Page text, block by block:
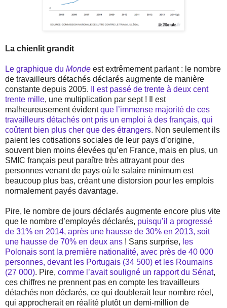
La chienlit grandit
Le graphique du Monde est extrêmement parlant : le nombre
de travailleurs détachés déclarés augmente de manière
constante depuis 2005.
Il est passé de trente à deux cent
trente mille, une multiplication par sept ! Il est
malheureusement évidentque l’immense majorité de ces
travailleurs détachés ont pris un emploi à des français, qui
coûtent bien plus cher que des étrangers. Non seulement ils
paient les cotisations sociales de leur pays d’origine,
souvent bien moins élevées qu’en France, mais en plus, un
SMIC français peut paraître très attrayant pour des
personnes venant de pays où le salaire minimum est
beaucoup plus bas, créant une distorsion pour les emplois
normalement payés davantage.
Pire, le nombre de jours déclarés augmente encore plus vite
que le nombre d’employés déclarés, puisqu’il a progressé
de 31% en 2014, après une hausse de 30% en 2013, soit
une hausse de 70% en deux ans ! Sans surprise, les
Polonais sont la première nationalité, avec près de 40 000
personnes, devant les Portugais (34 500) et les Roumains
(27 000). Pire, comme l’avait souligné un rapport du Sénat,
ces chiffres ne prennent pas en compte les travailleurs
détachés non déclarés, ce qui doublerait leur nombre réel,
qui approcherait en réalité plutôt un demi-million de